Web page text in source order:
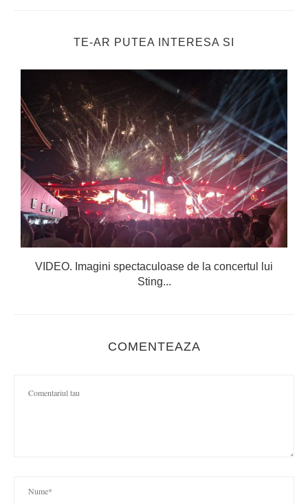
TE-AR PUTEA INTERESA SI
VIDEO. Imagini spectaculoase de la concertul lui
Sting...
COMENTEAZA